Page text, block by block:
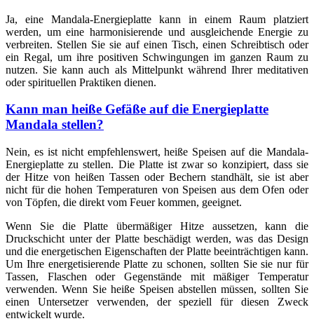
Ja, eine Mandala-Energieplatte kann in einem Raum platziert
werden, um eine harmonisierende und ausgleichende Energie zu
verbreiten. Stellen Sie sie auf einen Tisch, einen Schreibtisch oder
ein Regal, um ihre positiven Schwingungen im ganzen Raum zu
nutzen. Sie kann auch als Mittelpunkt während Ihrer meditativen
oder spirituellen Praktiken dienen.
Kann man heiße Gefäße auf die Energieplatte
Mandala stellen?
Nein, es ist nicht empfehlenswert, heiße Speisen auf die Mandala-
Energieplatte zu stellen. Die Platte ist zwar so konzipiert, dass sie
der Hitze von heißen Tassen oder Bechern standhält, sie ist aber
nicht für die hohen Temperaturen von Speisen aus dem Ofen oder
von Töpfen, die direkt vom Feuer kommen, geeignet.
Wenn Sie die Platte übermäßiger Hitze aussetzen, kann die
Druckschicht unter der Platte beschädigt werden, was das Design
und die energetischen Eigenschaften der Platte beeinträchtigen kann.
Um Ihre energetisierende Platte zu schonen, sollten Sie sie nur für
Tassen, Flaschen oder Gegenstände mit mäßiger Temperatur
verwenden. Wenn Sie heiße Speisen abstellen müssen, sollten Sie
einen Untersetzer verwenden, der speziell für diesen Zweck
entwickelt wurde.